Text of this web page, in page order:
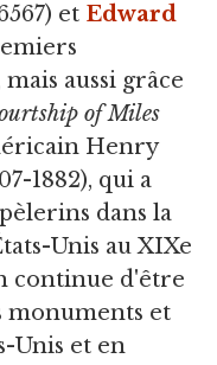
et Edward
aussi grâce
of Miles
Henry
1882), qui a
dans la
Unis au XIXe
continue d'être
monuments et
Unis et en